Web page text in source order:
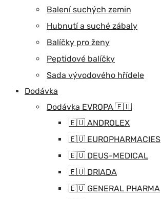
Balení suchých zemin
Hubnutí a suché zábaly
Balíčky pro ženy
Peptidové balíčky
Sada vývodového hřídele
Dodávka
Dodávka EVROPA 🇪🇺
🇪🇺 ANDROLEX
🇪🇺 EUROPHARMACIES
🇪🇺 DEUS-MEDICAL
🇪🇺 DRIADA
🇪🇺 GENERAL PHARMA